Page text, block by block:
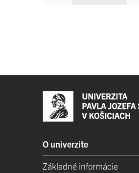
O univerzite
Základné informácie